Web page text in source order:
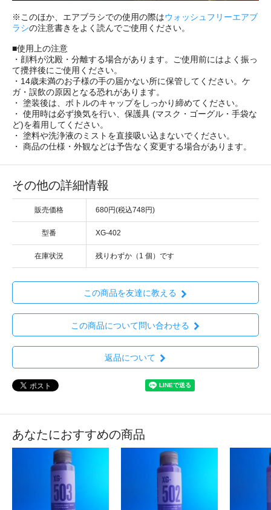
※このほか、エアブラシでの使用の際はウォッシュフリーエアブ
ラシの注意書きをよく読んでご使用ください。
■使用上の注意
・顔料が沈殿・分離する場合があります。ご使用前にはよく振っ
て攪拌後にご使用ください。
・14歳未満のお子様の手の届かない所に保管してください。ケ
ガ・誤飲の原因となる恐れがあります。
・ 塗装後は、ボトルのキャップをしっかり締めてください。
・ 使用時は必ず換気を行い、保護具 (マスク・ゴーグル・手袋な
ど)を着用してください。
・ 塗料や洗浄液のミストを直接吸い込まないでください。
・ 商品の仕様・外観などは予告なく変更する場合があります。
その他の詳細情報
販売価格 680円(税込748円)
型番 XG-402
在庫状況 残りわずか（1 個）です
この商品を友達に教える
この商品について問い合わせる
返品について
あなたにおすすめの商品